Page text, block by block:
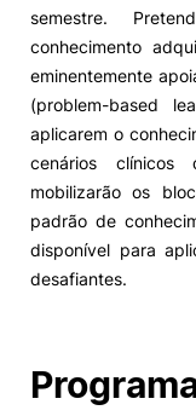
semestre.
conhecimento
eminentemente
(problem-based
aplicarem o
cenários clínicos
mobilizarão os
padrão de
disponível para
desafiantes.